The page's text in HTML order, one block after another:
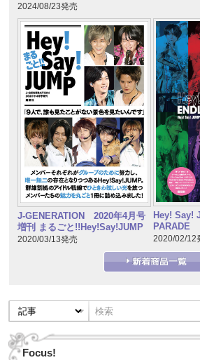
2024/08/23発売
J-GENERATION 2020年4月号
増刊 まるごと!!Hey!Say!JUMP
2020/03/13発売
Hey! Say!
PARADE
2020/02/12
Focus!